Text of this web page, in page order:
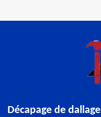
Décapage de dallage